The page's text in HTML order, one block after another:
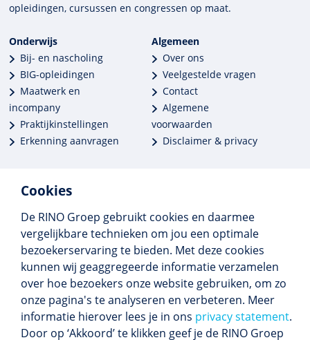
Cookies
De RINO Groep gebruikt cookies en daarmee
vergelijkbare technieken om jou een optimale
bezoekerservaring te bieden. Met deze cookies
kunnen wij geaggregeerde informatie verzamelen
over hoe bezoekers onze website gebruiken, om zo
onze pagina's te analyseren en verbeteren. Meer
informatie hierover lees je in ons privacy statement.
Door op ‘Akkoord’ te klikken geef je de RINO Groep
opleidingen, cursussen en congres­sen op maat.
Onderwijs
Bij- en nascholing
BIG-opleidingen
Maatwerk en
incompany
Praktijkinstellingen
Erkenning aanvragen
Algemeen
Over ons
Veelgestelde vragen
Contact
Algemene
voorwaarden
Disclaimer & privacy
Meer dan 250 opleidingen
Alle BIG-opleidingen in huis
Cedeo-erkend en CRKBO-geregistreerd
Gemiddelde beoordeling 8,4
Volg ons